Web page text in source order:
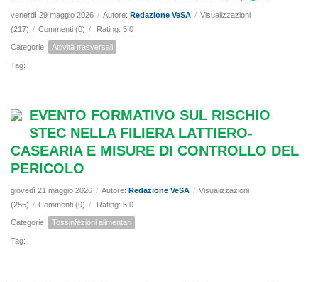
venerdì 29 maggio 2026 / Autore: Redazione VeSA / Visualizzazioni
(217) / Commenti (0) / Rating: 5.0
Categorie: Attività trasversali
Tag:
EVENTO FORMATIVO SUL RISCHIO
STEC NELLA FILIERA LATTIERO-
CASEARIA E MISURE DI CONTROLLO DEL
PERICOLO
giovedì 21 maggio 2026 / Autore: Redazione VeSA / Visualizzazioni
(255) / Commenti (0) / Rating: 5.0
Categorie: Tossinfezioni alimentari
Tag: